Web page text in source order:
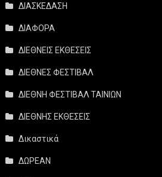
ΔΙΑΣΚΕΔΑΣΗ
ΔΙΑΦΟΡΑ
ΔΙΕΘΝΕΙΣ ΕΚΘΕΣΕΙΣ
ΔΙΕΘΝΕΣ ΦΕΣΤΙΒΑΛ
ΔΙΕΘΝΗ ΦΕΣΤΙΒΑΛ ΤΑΙΝΙΩΝ
ΔΙΕΘΝΗΣ ΕΚΘΕΣΕΙΣ
Δικαστικά
ΔΩΡΕΑΝ